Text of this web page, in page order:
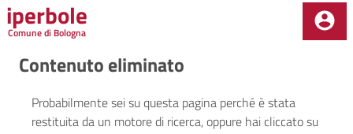
Salta al contenuto principale della pagina
iperbole
Comune di Bologna
Contenuto eliminato
Probabilmente sei su questa pagina perché è stata
restituita da un motore di ricerca, oppure hai cliccato su